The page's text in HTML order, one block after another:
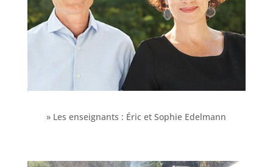
» Les enseignants : Éric et Sophie Edelmann